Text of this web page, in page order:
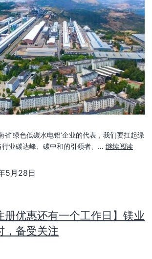
省‘绿色低碳水电铝’企业的代表，我们要扛起绿
业碳达峰、碳中和的引领者、… 继续阅读
5月28日
册优惠还有一个工作日】镁业
，备受关注